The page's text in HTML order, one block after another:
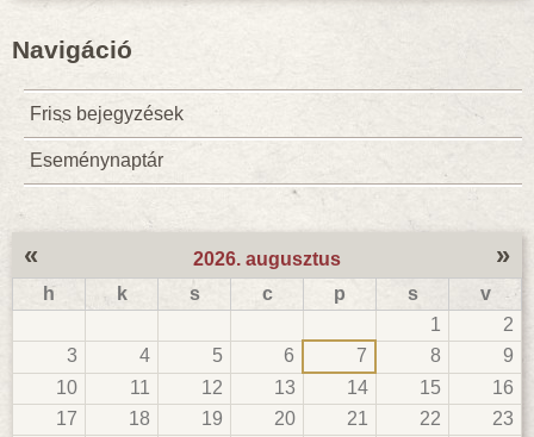
Navigáció
Friss bejegyzések
Eseménynaptár
2026. augusztus
« »
h k s c p s
v
1
2
3
4 5 6 7 8
9
10
11 12 13 14 15
16
17
18 19 20 21 22
23